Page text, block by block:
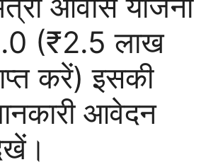
(₹2.5 लाख
करें) इसकी
आवेदन